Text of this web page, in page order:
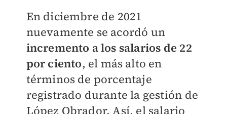
En diciembre de 2021
nuevamente se acordó un
incremento a los salarios de 22
por ciento, el más alto en
términos de porcentaje
registrado durante la gestión de
López Obrador. Así, el salario